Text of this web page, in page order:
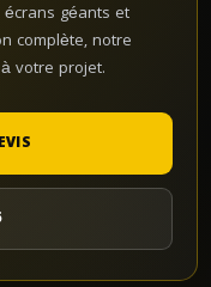
géants et
complète, notre
votre projet.